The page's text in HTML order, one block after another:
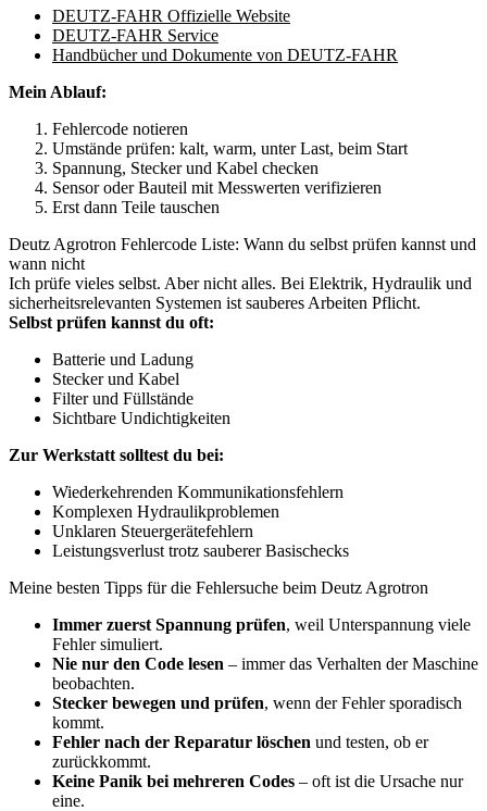
DEUTZ-FAHR Offizielle Website
DEUTZ-FAHR Service
Handbücher und Dokumente von DEUTZ-FAHR
Mein Ablauf:
Fehlercode notieren
Umstände prüfen: kalt, warm, unter Last, beim Start
Spannung, Stecker und Kabel checken
Sensor oder Bauteil mit Messwerten verifizieren
Erst dann Teile tauschen
Deutz Agrotron Fehlercode Liste: Wann du selbst prüfen kannst und
wann nicht
Ich prüfe vieles selbst. Aber nicht alles. Bei Elektrik, Hydraulik und
sicherheitsrelevanten Systemen ist sauberes Arbeiten Pflicht.
Selbst prüfen kannst du oft:
Batterie und Ladung
Stecker und Kabel
Filter und Füllstände
Sichtbare Undichtigkeiten
Zur Werkstatt solltest du bei:
Wiederkehrenden Kommunikationsfehlern
Komplexen Hydraulikproblemen
Unklaren Steuergerätefehlern
Leistungsverlust trotz sauberer Basischecks
Meine besten Tipps für die Fehlersuche beim Deutz Agrotron
Immer zuerst Spannung prüfen, weil Unterspannung viele
Fehler simuliert.
Nie nur den Code lesen – immer das Verhalten der Maschine
beobachten.
Stecker bewegen und prüfen, wenn der Fehler sporadisch
kommt.
Fehler nach der Reparatur löschen und testen, ob er
zurückkommt.
Keine Panik bei mehreren Codes – oft ist die Ursache nur
eine.